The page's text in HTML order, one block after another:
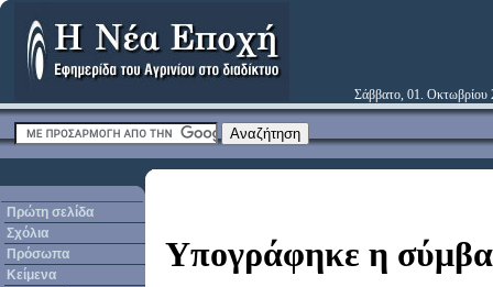
Σάββατο, 01. Οκτωβρίου
Πρώτη σελίδα
Σχόλια
Πρόσωπα
Κείμενα
Υπογράφηκε η